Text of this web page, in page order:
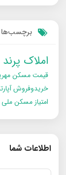
برچسب‌ها
املاک پرند
قیمت مسکن
خریدوفروش
امتیاز مسکن ملی
اطلاعات شما